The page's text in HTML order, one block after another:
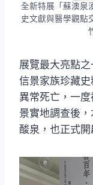
全新特展「蘇澳泉
史文獻與醫學觀點
展覽最大亮點
信景家族珍藏
異常死亡，一
景實地調查後
酸泉，也正式開